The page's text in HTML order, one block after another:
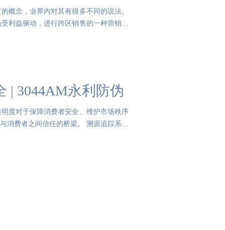
概念，业界内对其有很多不同的说法。
利益驱动，进行跨区销售的一种营销现
| 3044AM永利防伪
度对于保障消费者安全、维护市场秩序
消费者之间信任的桥梁。 溯源追踪系统